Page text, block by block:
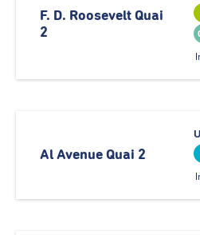
F. D. Roosevelt Quai
2
Al Avenue Quai 2